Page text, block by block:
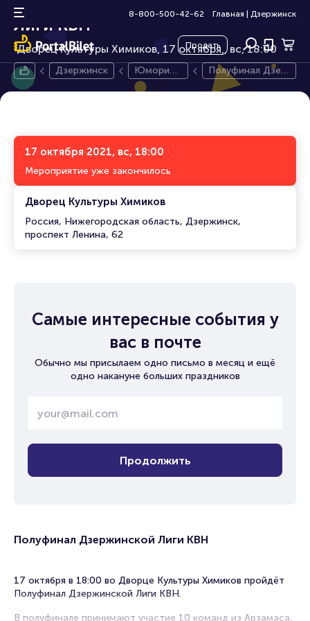
8-800-500-42-62 Главная Дзержинск
Продать
Полуфинал Дзержинской
Лиги КВН
Дворец Культуры Химиков, 17 октября,
12+
вс, 18:00
Дзержинск
Юморист
ическое
Полуфинал Дзер
жинской Лиги КВ
17 октября 2021, вс, 18:00
Мероприятие уже закончилось
Дворец Культуры Химиков
Россия, Нижегородская область, Дзержинск,
проспект Ленина, 62
Самые интересные события у
вас в почте
Обычно мы присылаем одно письмо в месяц и ещё
одно накануне больших праздников
Продолжить
Полуфинал Дзержинской Лиги КВН
17 октября в 18:00 во Дворце Культуры Химиков пройдёт
Полуфинал Дзержинской Лиги КВН.
В полуфинале принимают участие 10 команд из Арзамаса,